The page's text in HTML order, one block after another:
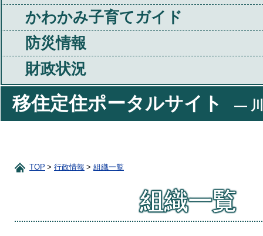
かわかみ子育てガイド
防災情報
財政状況
移住定住ポータルサイト ―
TOP 行政情報 組織一覧
組織一覧